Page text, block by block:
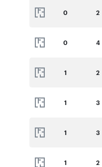
0 2
0 4
1 2
1 3
1 3
1 2